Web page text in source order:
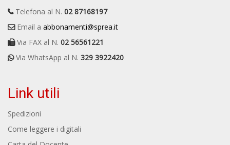
Telefona al N. 02 87168197
Email a abbonamenti@sprea.it
Via FAX al N. 02 56561221
Via WhatsApp al N. 329 3922420
Link utili
Spedizioni
Come leggere i digitali